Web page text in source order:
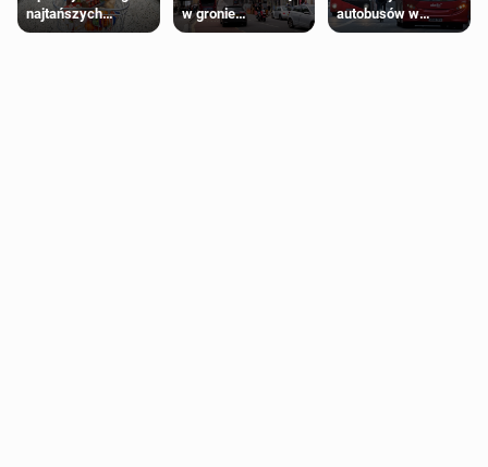
najtańszych
supermarketów
w gronie
najlepszych
autobusów w
Londynie